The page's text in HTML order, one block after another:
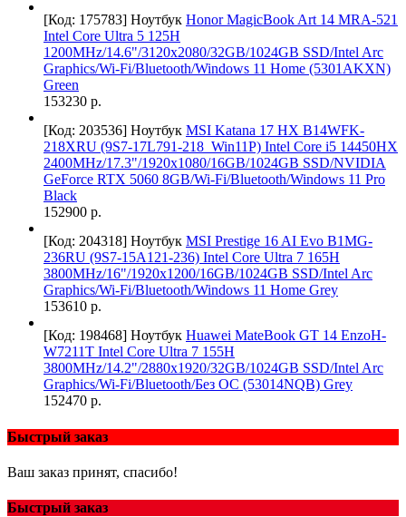
[Код: 175783] Ноутбук Honor MagicBook Art 14 MRA-521
Intel Core Ultra 5 125H
1200MHz/14.6"/3120x2080/32GB/1024GB SSD/Intel Arc
Graphics/Wi-Fi/Bluetooth/Windows 11 Home (5301AKXN)
Green
153230 р.
[Код: 203536] Ноутбук MSI Katana 17 HX B14WFK-
218XRU (9S7-17L791-218_Win11P) Intel Core i5 14450HX
2400MHz/17.3"/1920x1080/16GB/1024GB SSD/NVIDIA
GeForce RTX 5060 8GB/Wi-Fi/Bluetooth/Windows 11 Pro
Black
152900 р.
[Код: 204318] Ноутбук MSI Prestige 16 AI Evo B1MG-
236RU (9S7-15A121-236) Intel Core Ultra 7 165H
3800MHz/16"/1920x1200/16GB/1024GB SSD/Intel Arc
Graphics/Wi-Fi/Bluetooth/Windows 11 Home Grey
153610 р.
[Код: 198468] Ноутбук Huawei MateBook GT 14 EnzoH-
W7211T Intel Core Ultra 7 155H
3800MHz/14.2"/2880x1920/32GB/1024GB SSD/Intel Arc
Graphics/Wi-Fi/Bluetooth/Без ОС (53014NQB) Grey
152470 р.
Быстрый заказ
Ваш заказ принят, спасибо!
Быстрый заказ